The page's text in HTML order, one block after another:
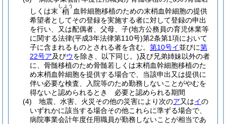
しくは末 梢
しょう
血幹細胞移植のための末梢血幹細胞の提供
希望者としてその登録を実施する者に対して登録の申出
を行い、又は配偶者、父母、子(地方公務員の育児休業等
に関する法律(平成3年法律第110号)第2条第1項において
子に含まれるものとされる者を含む。 第10号イ並びに第
22号ア及びウを除き、以下同じ。)及び兄弟姉妹以外の者
に、骨髄移植のため骨髄若しくは末梢血幹細胞移植のた
め末梢血幹細胞を提供する場合で、当該申出又は提供に
伴い必要な検査、入院等のため勤務しないことがやむを
得ないと認められるとき 必要と認められる期間
(4)
地震、水害、火災その他の災害により次のア又はイの
いずれかに該当する場合その他これらに準ずる場合で、
病院事業会計年度任用職員が勤務しないことが相当であ